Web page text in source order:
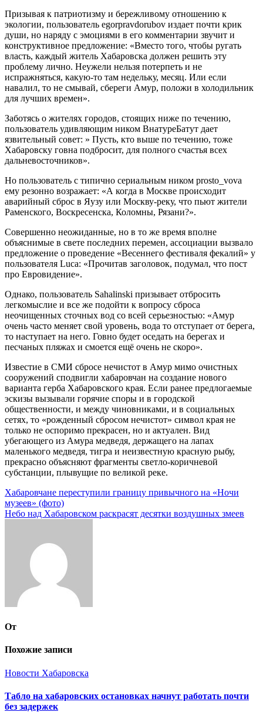
Призывая к патриотизму и бережливому отношению к
экологии, пользователь egorpravdorubov издает почти крик
души, но наряду с эмоциями в его комментарии звучит и
конструктивное предложение: «Вместо того, чтобы ругать
власть, каждый житель Хабаровска должен решить эту
проблему лично. Неужели нельзя потерпеть и не
испражняться, какую-то там недельку, месяц. Или если
навалил, то не смывай, сбереги Амур, положи в холодильник
для лучших времен».
Заботясь о жителях городов, стоящих ниже по течению,
пользователь удивляющим ником ВнатуреБатут дает
язвительный совет: » Пусть, кто выше по течению, тоже
Хабаровску говна подбросит, для полного счастья всех
дальневосточников».
Но пользователь с типично сериальным ником prosto_vova
ему резонно возражает: «А когда в Москве происходит
аварийный сброс в Яузу или Москву-реку, что пьют жители
Раменского, Воскресенска, Коломны, Рязани?».
Совершенно неожиданные, но в то же время вполне
объяснимые в свете последних перемен, ассоциации вызвало
предложение о проведение «Весеннего фестиваля фекалий» у
пользователя Luca: «Прочитав заголовок, подумал, что пост
про Евровидение».
Однако, пользователь Sahalinski призывает отбросить
легкомыслие и все же подойти к вопросу сброса
неочищенных сточных вод со всей серьезностью: «Амур
очень часто меняет свой уровень, вода то отступает от берега,
то наступает на него. Говно будет оседать на берегах и
песчаных пляжах и смоется ещё очень не скоро».
Известие в СМИ сбросе нечистот в Амур мимо очистных
сооружений сподвигли хабаровчан на создание нового
варианта герба Хабаровского края. Если ранее предлогаемые
эскизы вызывали горячие споры и в городской
общественности, и между чиновниками, и в социальных
сетях, то «рожденный сбросом нечистот» символ края не
только не оспоримо прекрасен, но и актуален. Вид
убегающего из Амура медведя, держащего на лапах
маленького медведя, тигра и неизвестную красную рыбу,
прекрасно объясняют фрагменты светло-коричневой
субстанции, плывущие по великой реке.
Навигация
по
Хабаровчане переступили границу привычного на «Ночи
музеев» (фото)
Небо над Хабаровском раскрасят десятки воздушных змеев
От
Похожие записи
Новости Хабаровска
Табло на хабаровских остановках начнут работать почти
без задержек